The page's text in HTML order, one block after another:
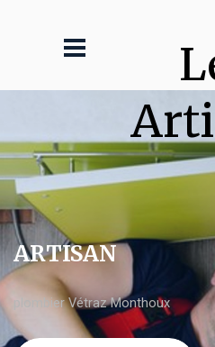
ARTISAN
plombier Vétraz Monthoux